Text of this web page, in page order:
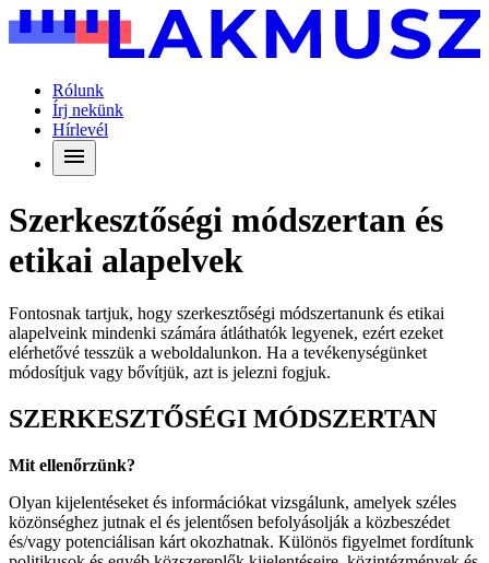
Rólunk
Írj nekünk
Hírlevél
Szerkesztőségi módszertan és
etikai alapelvek
Fontosnak tartjuk, hogy szerkesztőségi módszertanunk és etikai
alapelveink mindenki számára átláthatók legyenek, ezért ezeket
elérhetővé tesszük a weboldalunkon. Ha a tevékenységünket
módosítjuk vagy bővítjük, azt is jelezni fogjuk.
SZERKESZTŐSÉGI MÓDSZERTAN
Mit ellenőrzünk?
Olyan kijelentéseket és információkat vizsgálunk, amelyek széles
közönséghez jutnak el és jelentősen befolyásolják a közbeszédet
és/vagy potenciálisan kárt okozhatnak. Különös figyelmet fordítunk